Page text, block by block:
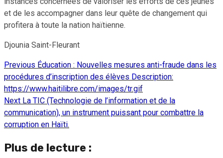
et de les accompagner dans leur quête de changement qui
profitera à toute la nation haïtienne.
Djounia Saint-Fleurant
Continue
Reading
Previous Éducation : Nouvelles mesures anti-fraude dans les
procédures d’inscription des élèves Description:
https://www.haitilibre.com/images/tr.gif
Next La TIC (Technologie de l’information et de la
communication), un instrument puissant pour combattre la
corruption en Haïti.
Plus de lecture :